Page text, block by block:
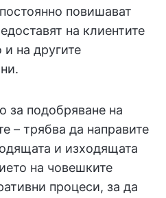
повишават
на клиентите
и на другите
за подобряване на
– трябва да направите
и изходящата
на човешките
процеси, за да